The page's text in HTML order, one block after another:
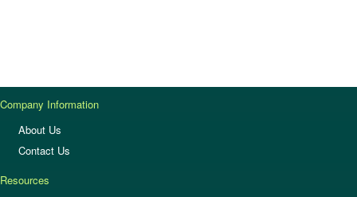
Company Information
About Us
Contact Us
Resources